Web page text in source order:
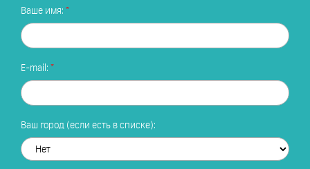
Ваше имя:
E-mail:
Ваш город (если есть в списке):